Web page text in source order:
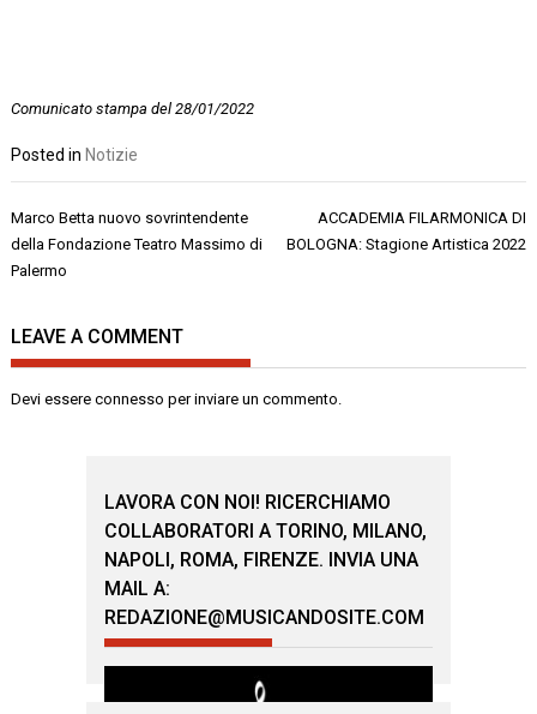
Comunicato stampa del 28/01/2022
Posted in Notizie
Navigazione
articoli
Marco Betta nuovo sovrintendente
della Fondazione Teatro Massimo di
Palermo
ACCADEMIA FILARMONICA DI
BOLOGNA: Stagione Artistica 2022
LEAVE A COMMENT
Devi essereconnesso per inviare un commento.
LAVORA CON NOI! RICERCHIAMO
COLLABORATORI A TORINO, MILANO,
NAPOLI, ROMA, FIRENZE. INVIA UNA
MAIL A:
REDAZIONE@MUSICANDOSITE.COM